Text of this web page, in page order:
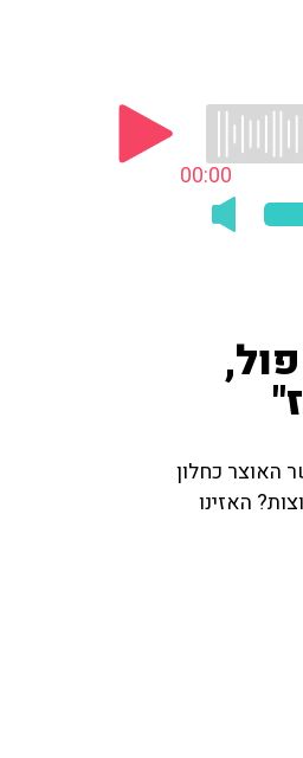
00:00
האוצר כחלון
האזינו